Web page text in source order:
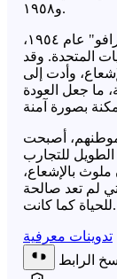
و١٩٥٨.
كان من أبرز هذه التفجيرات اختبار "كاسل برافو" عام ١٩٥٤،
المتحدة. وقد
وأدت إلى
ما جعل العودة
موطنهم، أصبحت
الطويل للتجارب
ملوث بالإشعاع،
لم تعد صالحة
للحياة كما كانت.
تدوينات معرفية
الرابط